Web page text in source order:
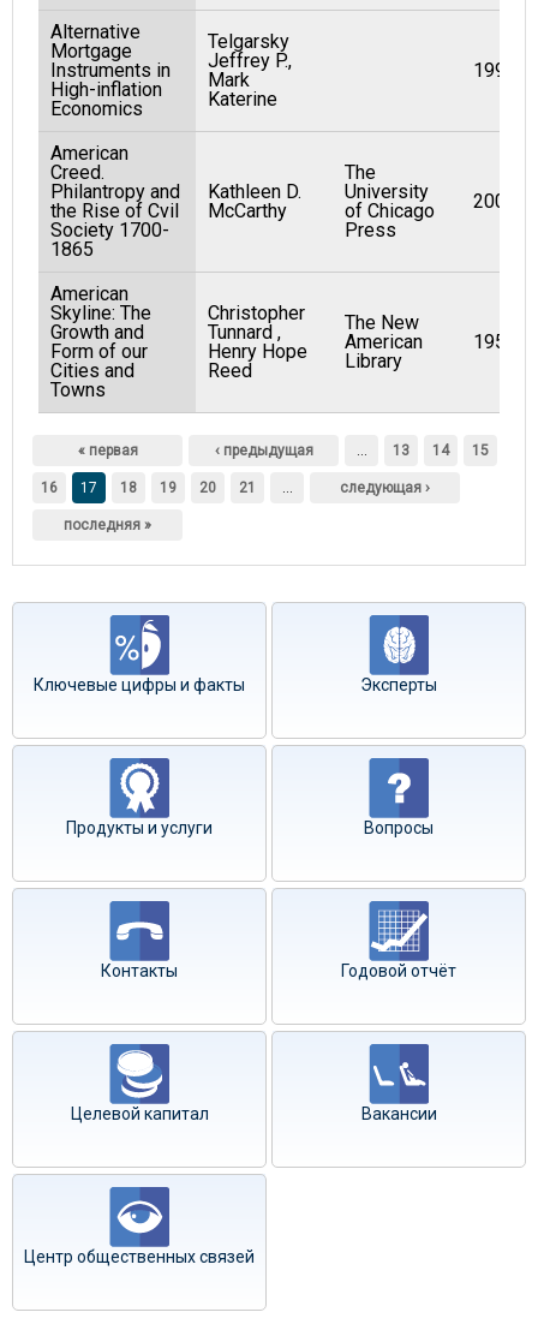
Alternative
Mortgage
Instruments in
High-inflation
Economics
Telgarsky
Jeffrey P.,
Mark
Katerine
1991
American
Creed.
Philantropy and
the Rise of Cvil
Society 1700-
1865
Kathleen D.
McCarthy
The
University
of Chicago
Press
2003
American
Skyline: The
Growth and
Form of our
Cities and
Towns
Christopher
Tunnard ,
Henry Hope
Reed
The New
American
Library
1956
« первая ‹ предыдущая … 13 14 15
16 17 18 19 20 21 … следующая ›
последняя »
Ключевые цифры и факты Эксперты
Продукты и услуги Вопросы
Контакты Годовой отчёт
Целевой капитал Вакансии
Центр общественных связей